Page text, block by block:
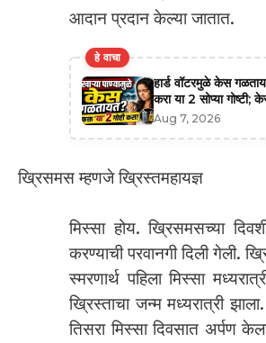
आदान प्रदान केल्या जातात.
हे वाचा
हार्ड वॉटरमुळे केस
करा या 2 सोप्या गोष्टी;
Aug 7, 2026
ख्रिसमस म्हणजे ख्रिस्तमहायज्ञ
मिस्सा होय. ख्रिसमसच्या
करण्याची परवानगी दिली गेली.
स्मरणार्थ पहिला मिस्सा
ख्रिस्ताचा जन्म मध्यरात्री
तिसरा मिस्सा दिवसात अर्पण